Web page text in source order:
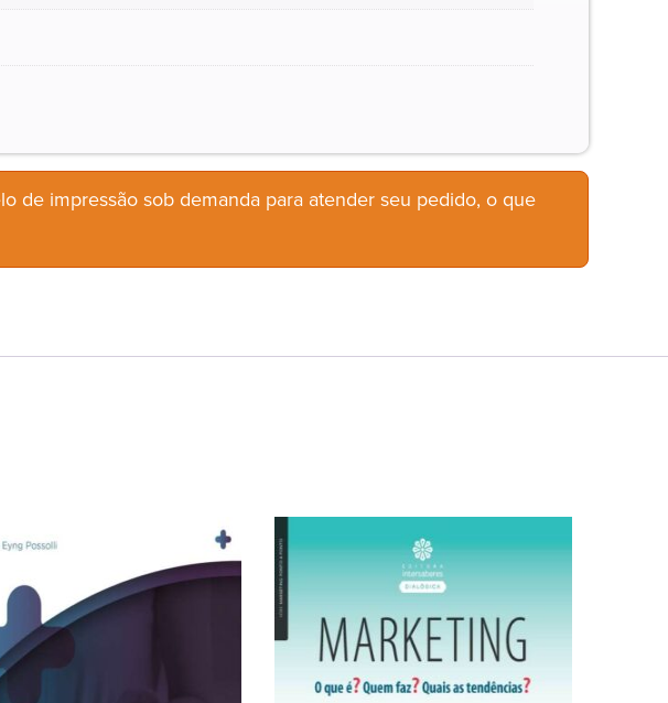
de impressão sob demanda para atender seu pedido, o que